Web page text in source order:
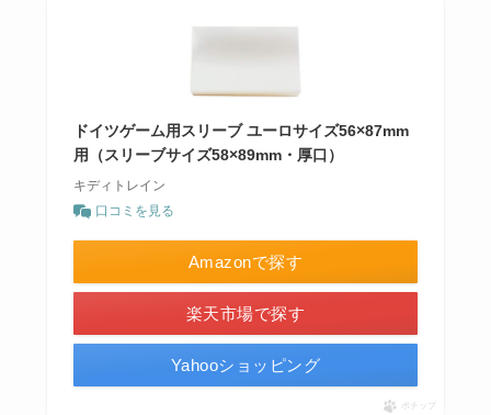
ドイツゲーム用スリーブ ユーロサイズ56×87mm
用（スリーブサイズ58×89mm・厚口）
キディトレイン
口コミを見る
Amazonで探す
楽天市場で探す
Yahooショッピング
ポチップ